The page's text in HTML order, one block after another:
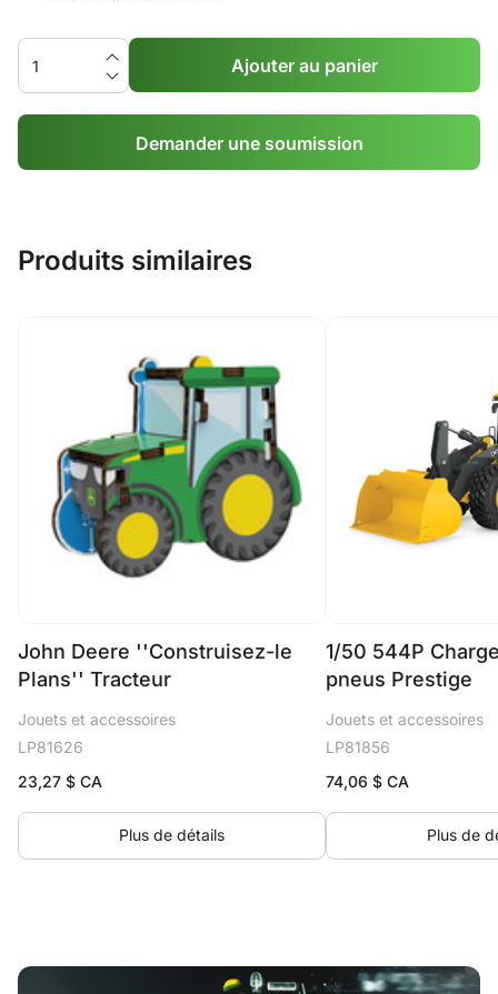
Ajouter au panier
Demander une soumission
Produits similaires
John Deere ''Construisez-le
Plans'' Tracteur
Jouets et accessoires
LP81626
23,27 $ CA
Plus de détails
1/50 544P
pneus Prestige
Jouets et accessoires
LP81856
74,06$ CA
Plus de